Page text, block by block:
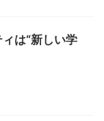
は“新しい学